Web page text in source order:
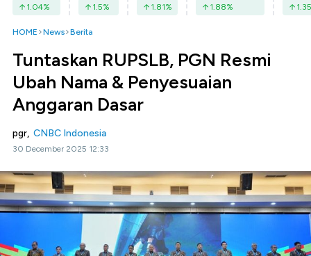
1.04% 1.5% 1.81% 1.88% 1.35
HOME News Berita
Tuntaskan RUPSLB, PGN Resmi
Ubah Nama & Penyesuaian
Anggaran Dasar
pgr, CNBC Indonesia
30 December 2025 12:33